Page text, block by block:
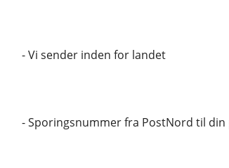
- Vi sender inden for landet
- Sporingsnummer fra PostNord til din